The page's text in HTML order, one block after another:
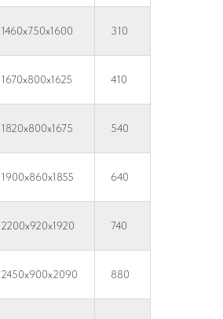
1460x750x1600 310
1670x800x1625 410
1820x800x1675 540
1900x860x1855 640
2200x920x1920 740
2450x900x2090 880